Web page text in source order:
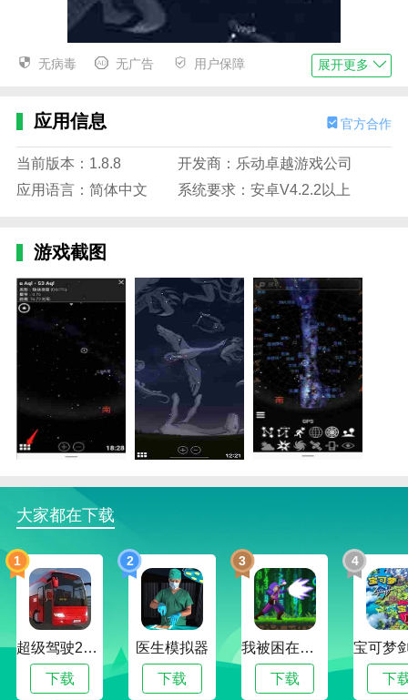
stellarium破解版描述
1.是一款专注于天文知识的学习应用，将丰富的天文知
识和天文工具融入平台。
2.stellarium破解版为广大用户建立虚拟天文馆，让您及
时了解各类专业天文信息。
3.stellarium破解版提供的所有景观都有3D影像，可以
完全沉浸在软件中进行各种理解。
无病毒 无广告 用户保障 展开更多
应用信息 官方合作
当前版本：1.8.8
开发商：乐动卓越游戏公司
应用语言：简体中文
系统要求：安卓V4.2.2以上
游戏截图
大家都在下载
1
超级驾驶2022内置作弊菜单版
下载
2
医生模拟器
下载
3
我被困在新手村了修改版
下载
4
下